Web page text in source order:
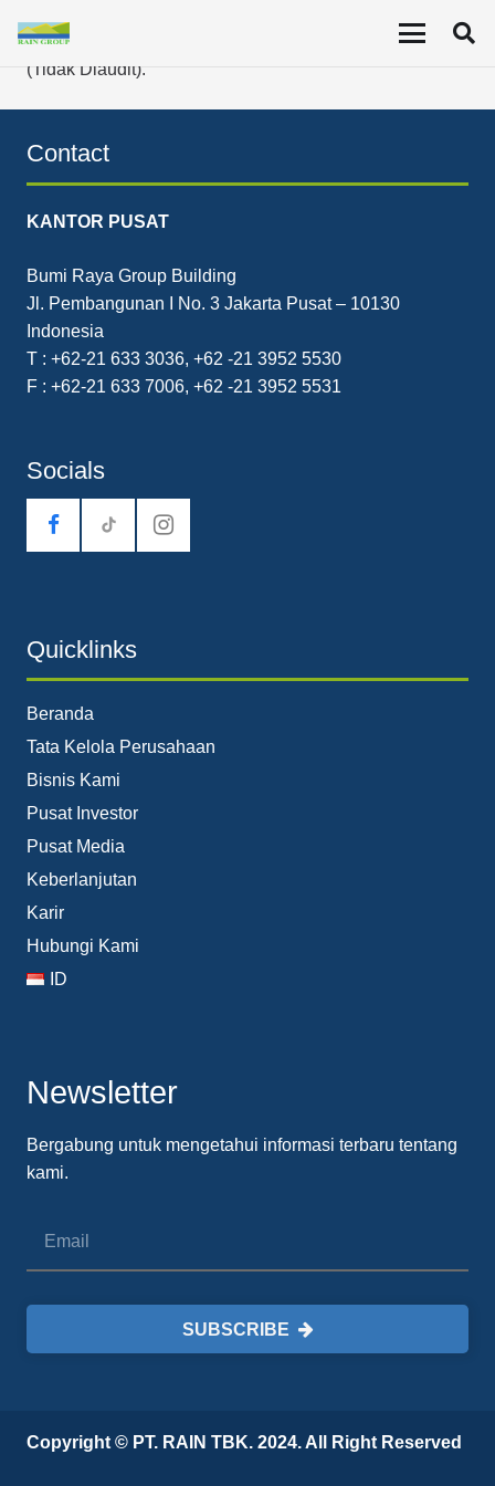
Alam Indonesia Tbk (KKGI) yang berakhir 30 Juni 2020
(Tidak Diaudit).
Contact
KANTOR PUSAT
Bumi Raya Group Building
Jl. Pembangunan I No. 3 Jakarta Pusat – 10130
Indonesia
T : +62-21 633 3036, +62 -21 3952 5530
F : +62-21 633 7006, +62 -21 3952 5531
Socials
tiktok
Quicklinks
Beranda
Tata Kelola Perusahaan
Bisnis Kami
Pusat Investor
Pusat Media
Keberlanjutan
Karir
Hubungi Kami
ID
Newsletter
Bergabung untuk mengetahui informasi terbaru tentang
kami.
SUBSCRIBE
Copyright © PT. RAIN TBK. 2024. All Right Reserved